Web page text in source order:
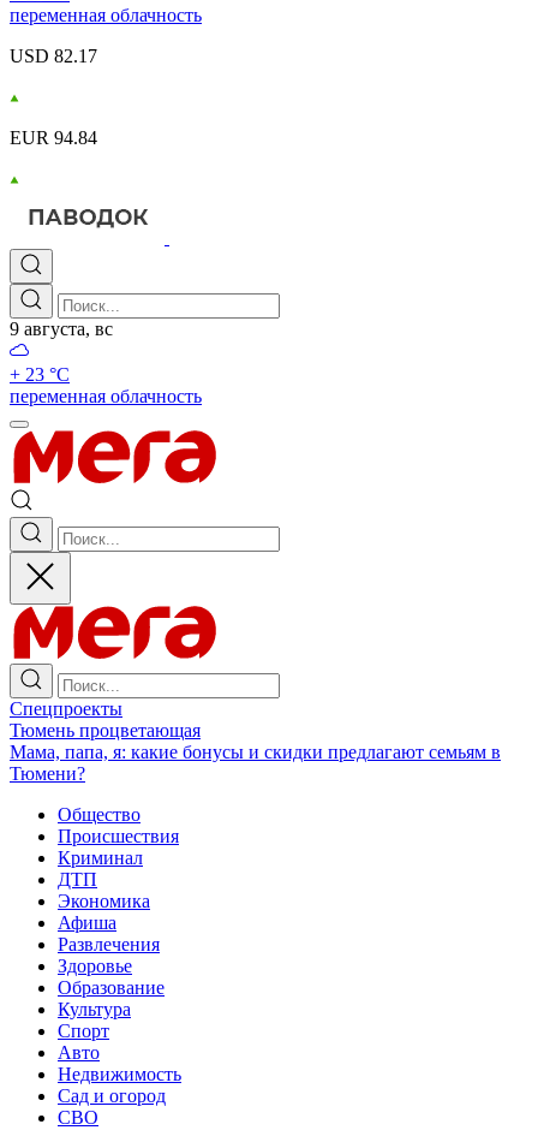
переменная облачность
USD 82.17
EUR 94.84
9 августа, вс
+ 23 °С
переменная облачность
Спецпроекты
Тюмень процветающая
Мама, папа, я: какие бонусы и скидки предлагают семьям в
Тюмени?
Общество
Происшествия
Криминал
ДТП
Экономика
Афиша
Развлечения
Здоровье
Образование
Культура
Спорт
Авто
Недвижимость
Сад и огород
СВО